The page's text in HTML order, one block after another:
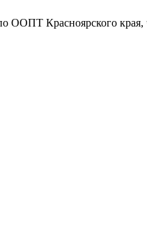
Красноярского края,